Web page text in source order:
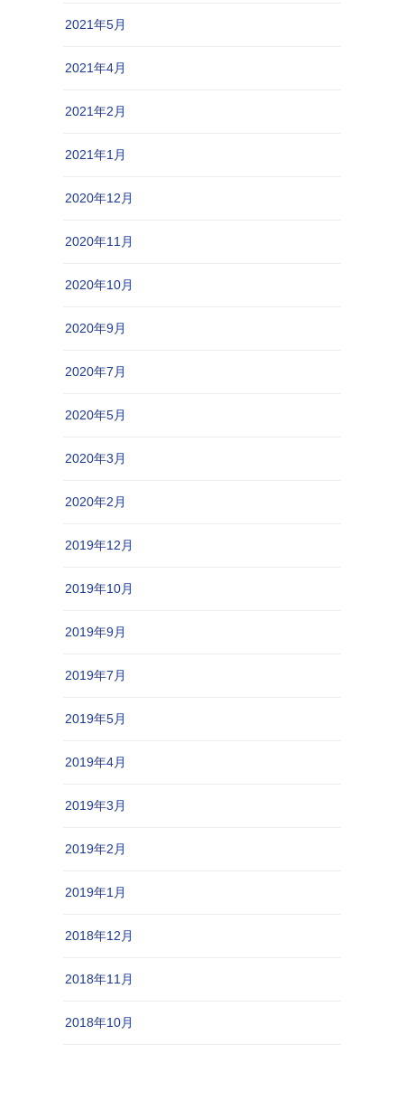
2021年5月
2021年4月
2021年2月
2021年1月
2020年12月
2020年11月
2020年10月
2020年9月
2020年7月
2020年5月
2020年3月
2020年2月
2019年12月
2019年10月
2019年9月
2019年7月
2019年5月
2019年4月
2019年3月
2019年2月
2019年1月
2018年12月
2018年11月
2018年10月